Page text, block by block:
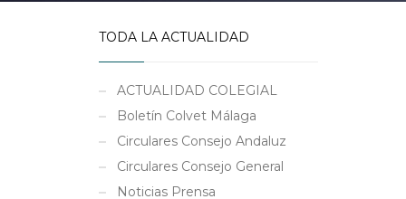
TODA LA ACTUALIDAD
ACTUALIDAD COLEGIAL
Boletín Colvet Málaga
Circulares Consejo Andaluz
Circulares Consejo General
Noticias Prensa